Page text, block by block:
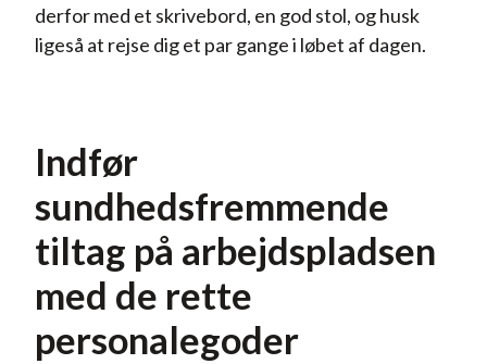
derfor med et skrivebord, en god stol, og husk
ligeså at rejse dig et par gange i løbet af dagen.
Indfør
sundhedsfremmende
tiltag på arbejdspladsen
med de rette
personalegoder